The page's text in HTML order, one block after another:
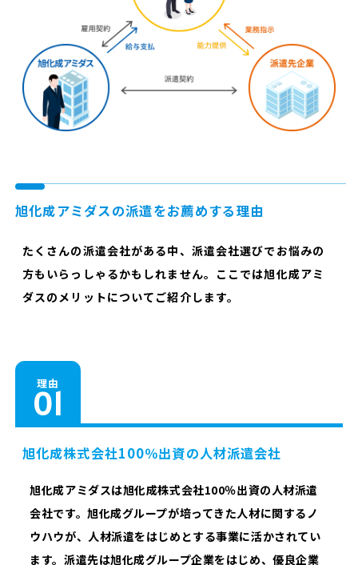
旭化成アミダスの派遣をお薦めする理由
たくさんの派遣会社がある中、派遣会社選びでお悩みの
方もいらっしゃるかもしれません。ここでは旭化成アミ
ダスのメリットについてご紹介します。
理由
旭化成株式会社100％出資の人材派遣会社
旭化成アミダスは旭化成株式会社100％出資の人材派遣
会社です。旭化成グループが培ってきた人材に関するノ
ウハウが、人材派遣をはじめとする事業に活かされてい
ます。派遣先は旭化成グループ企業をはじめ、優良企業